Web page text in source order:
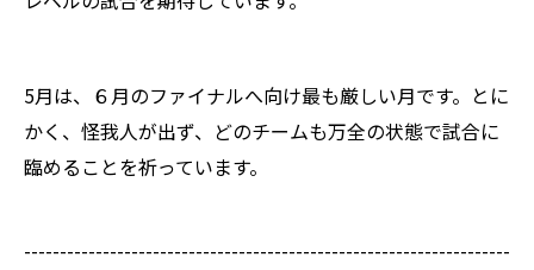
5月は、６月のファイナルへ向け最も厳しい月です。とに
かく、怪我人が出ず、どのチームも万全の状態で試合に
臨めることを祈っています。
--------------------------------------------------------------------